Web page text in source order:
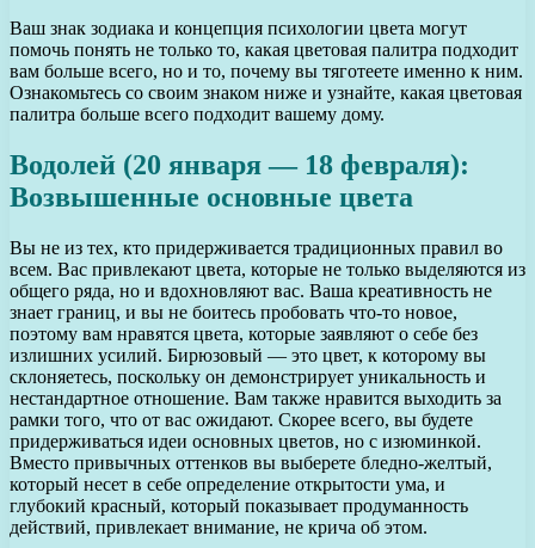
Ваш знак зодиака и концепция психологии цвета могут
помочь понять не только то, какая цветовая палитра подходит
вам больше всего, но и то, почему вы тяготеете именно к ним.
Ознакомьтесь со своим знаком ниже и узнайте, какая цветовая
палитра больше всего подходит вашему дому.
Водолей (20 января — 18 февраля):
Возвышенные основные цвета
Вы не из тех, кто придерживается традиционных правил во
всем. Вас привлекают цвета, которые не только выделяются из
общего ряда, но и вдохновляют вас. Ваша креативность не
знает границ, и вы не боитесь пробовать что-то новое,
поэтому вам нравятся цвета, которые заявляют о себе без
излишних усилий. Бирюзовый — это цвет, к которому вы
склоняетесь, поскольку он демонстрирует уникальность и
нестандартное отношение. Вам также нравится выходить за
рамки того, что от вас ожидают. Скорее всего, вы будете
придерживаться идеи основных цветов, но с изюминкой.
Вместо привычных оттенков вы выберете бледно-желтый,
который несет в себе определение открытости ума, и
глубокий красный, который показывает продуманность
действий, привлекает внимание, не крича об этом.